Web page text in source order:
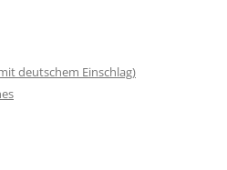
deutschem Einschlag)